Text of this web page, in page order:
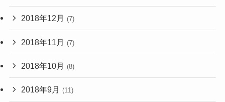
2018年12月 (7)
2018年11月 (7)
2018年10月 (8)
2018年9月 (11)